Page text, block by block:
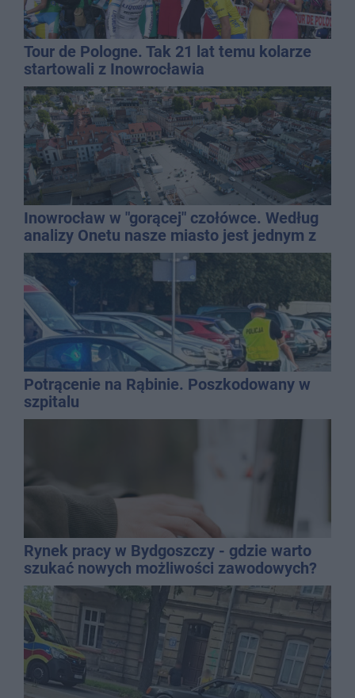
Tour de Pologne. Tak 21 lat temu kolarze
startowali z Inowrocławia
Inowrocław w "gorącej" czołówce. Według
analizy Onetu nasze miasto jest jednym z
najbardziej narażonych na upały
Potrącenie na Rąbinie. Poszkodowany w
szpitalu
Rynek pracy w Bydgoszczy - gdzie warto
szukać nowych możliwości zawodowych?